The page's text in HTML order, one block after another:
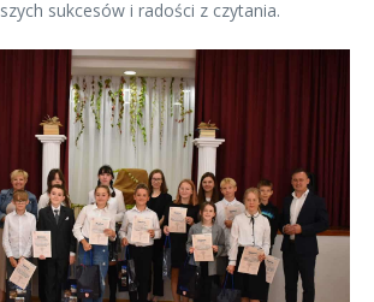
sukcesów i radości z czytania.